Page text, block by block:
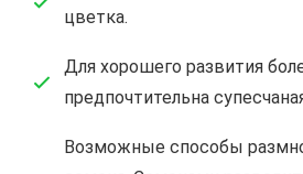
цветка.
Для хорошего развития
предпочтительна
Возможные способы